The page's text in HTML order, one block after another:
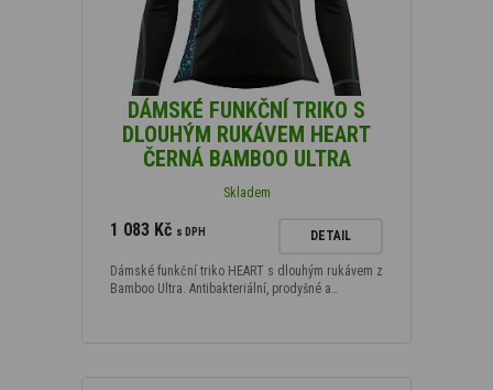
DÁMSKÉ FUNKČNÍ TRIKO S
DLOUHÝM RUKÁVEM HEART
ČERNÁ BAMBOO ULTRA
Skladem
1 083 Kč s DPH DETAIL
Dámské funkční triko HEART s dlouhým rukávem z
Bamboo Ultra. Antibakteriální, prodyšné a…